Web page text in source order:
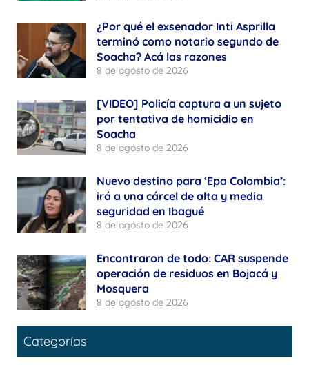
¿Por qué el exsenador Inti Asprilla
terminó como notario segundo de
Soacha? Acá las razones
8 de agosto de 2026
[VIDEO] Policía captura a un sujeto
por tentativa de homicidio en
Soacha
8 de agosto de 2026
Nuevo destino para ‘Epa Colombia’:
irá a una cárcel de alta y media
seguridad en Ibagué
8 de agosto de 2026
Encontraron de todo: CAR suspende
operación de residuos en Bojacá y
Mosquera
8 de agosto de 2026
Categorías